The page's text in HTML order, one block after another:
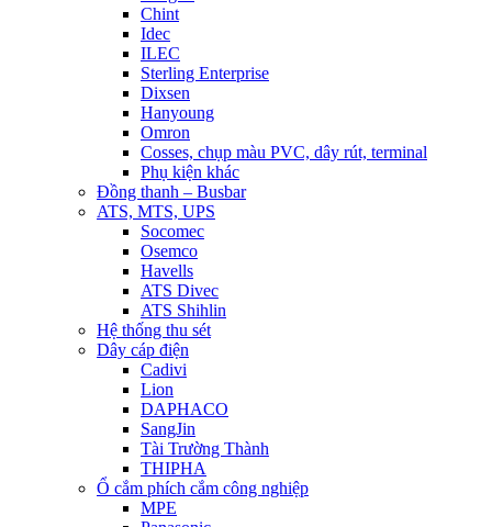
Chint
Idec
ILEC
Sterling Enterprise
Dixsen
Hanyoung
Omron
Cosses, chụp màu PVC, dây rút, terminal
Phụ kiện khác
Đồng thanh – Busbar
ATS, MTS, UPS
Socomec
Osemco
Havells
ATS Divec
ATS Shihlin
Hệ thống thu sét
Dây cáp điện
Cadivi
Lion
DAPHACO
SangJin
Tài Trường Thành
THIPHA
Ổ cắm phích cắm công nghiệp
MPE